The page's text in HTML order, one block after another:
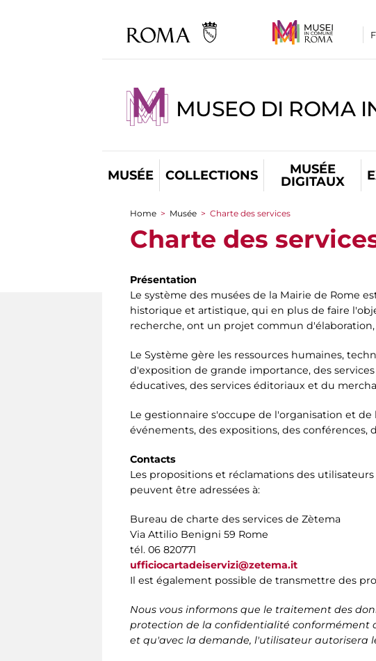
MUSEO DI ROMA
MUSÉE COLLECTIONS
MUSÉE
DIGITAUX
You are here
Home > Musée > Charte des services
Charte des
Présentation
Le système des musées de la Mairie de Rome
historique et artistique, qui en plus de faire
recherche, ont un projet commun
Le Système gère les ressources humaines,
d'exposition de grande importance, des
éducatives, des services éditoriaux et du
Le gestionnaire s'occupe de l'organisation et
événements, des expositions, des
Contacts
Les propositions et réclamations des
peuvent être adressées à:
Bureau de charte des services de Zètema
Via Attilio Benigni 59 Rome
tél. 06 820771
ufficiocartadeiservizi@zetema.it
Il est également possible de transmettre des
Nous vous informons que le traitement des
protection de la confidentialité conformément
et qu'avec la demande, l'utilisateur autorisera